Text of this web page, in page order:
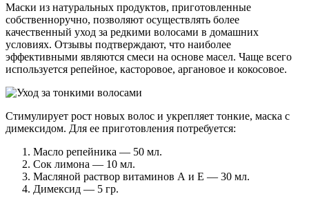
Маски из натуральных продуктов, приготовленные
собственноручно, позволяют осуществлять более
качественный уход за редкими волосами в домашних
условиях. Отзывы подтверждают, что наиболее
эффективными являются смеси на основе масел. Чаще всего
используется репейное, касторовое, аргановое и кокосовое.
Стимулирует рост новых волос и укрепляет тонкие, маска с
димексидом. Для ее приготовления потребуется:
Масло репейника — 50 мл.
Сок лимона — 10 мл.
Масляной раствор витаминов А и Е — 30 мл.
Димексид — 5 гр.